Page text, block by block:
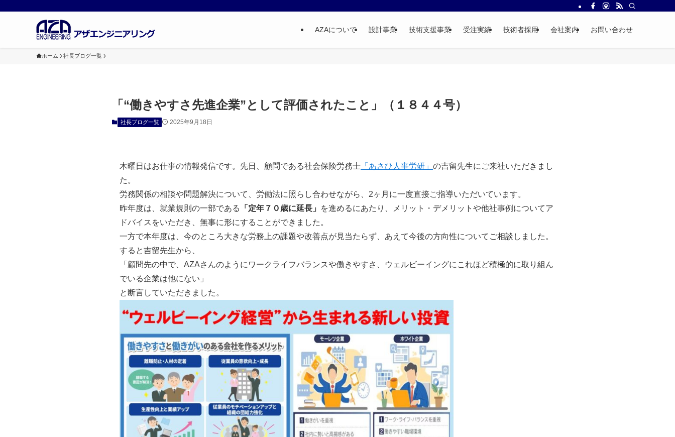
AZAについて 設計事業 技術支援事業 受注実績 技術者採用 会社案内 お問い合わせ
ホーム 社長ブログ一覧
「“働きやすさ先進企業”として評価されたこと」（１８４４号）
社長ブログ一覧 2025年9月18日
木曜日はお仕事の情報発信です。先日、顧問である社会保険労務士 「あさひ人事労研」 の吉留先生にご来社いただきまし
た。
労務関係の相談や問題解決について、労働法に照らし合わせながら、2ヶ月に一度直接ご指導いただいています。
昨年度は、就業規則の一部である
「定年７０歳に延長」
を進めるにあたり、メリット・デメリットや他社事例についてア
ドバイスをいただき、無事に形にすることができました。
一方で本年度は、今のところ大きな労務上の課題や改善点が見当たらず、あえて今後の方向性についてご相談しました。
すると吉留先生から、
「顧問先の中で、AZAさんのようにワークライフバランスや働きやすさ、ウェルビーイングにこれほど積極的に取り組ん
でいる企業は他にない」
と断言していただきました。